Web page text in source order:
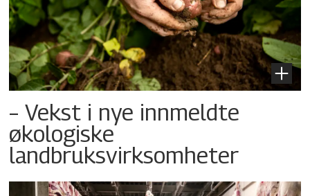
– Vekst i nye innmeldte
økologiske
landbruksvirksomheter